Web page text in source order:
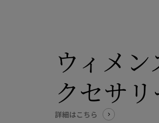
ウィメ
クセサ
詳細はこちら